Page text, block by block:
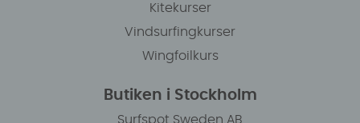
Kitekurser
Vindsurfingkurser
Wingfoilkurs
Butiken i Stockholm
Surfspot Sweden AB